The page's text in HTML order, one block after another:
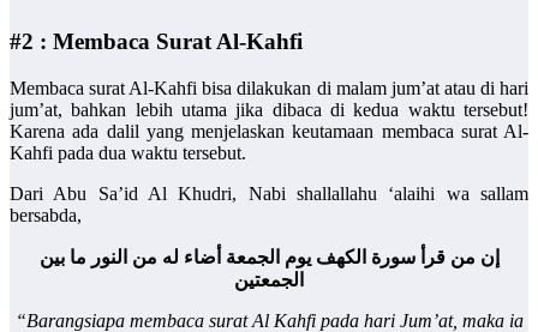
#2 : Membaca Surat Al-Kahfi
Membaca surat Al-Kahfi bisa dilakukan di malam jum’at atau di hari
jum’at, bahkan lebih utama jika dibaca di kedua waktu tersebut!
Karena ada dalil yang menjelaskan keutamaan membaca surat Al-
Kahfi pada dua waktu tersebut.
Dari Abu Sa’id Al Khudri, Nabi shallallahu ‘alaihi wa sallam
bersabda,
إن من قرأ سورة الكهف يوم الجمعة أضاء له من النور ما بين
الجمعتين
“Barangsiapa membaca surat Al Kahfi pada hari Jum’at, maka ia